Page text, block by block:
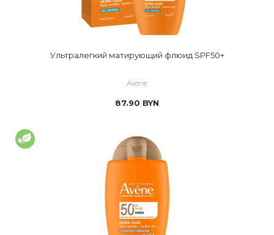
Ультралегкий матирующий флюид SPF50+
Avene
87.90 BYN